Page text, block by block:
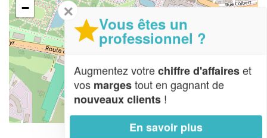
−
Leaflet| Map data ©OpenStreetMap contributors,CC-BY-SA
✕
Vous êtes un
professionnel ?
Augmentez votrechiffre d'affaireset
vos margestout en gagnant de
nouveaux clients !
En savoir plus